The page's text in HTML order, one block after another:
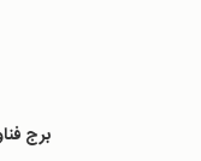
برج